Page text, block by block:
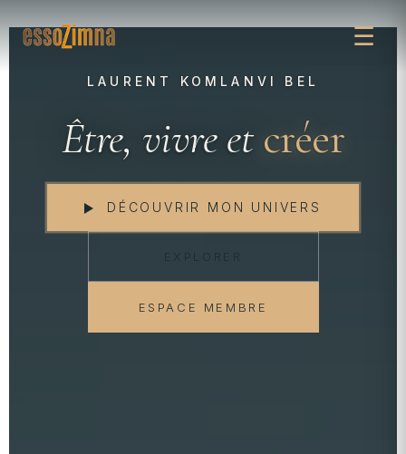
☰
LAURENT KOMLANVI BEL
Être, vivre etcréer
DÉCOUVRIR MON UNIVERS
ESPACE MEMBRE